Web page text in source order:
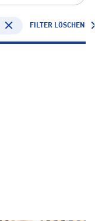
FILTER LÖSCHEN